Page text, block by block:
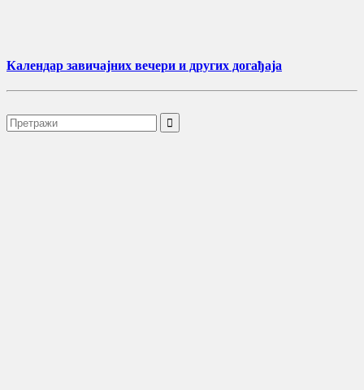
Календар завичајних вечери и других догађаја